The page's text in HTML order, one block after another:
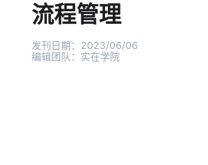
流程管理
发刊日期： 2023/06/06
编辑团队： 实在学院